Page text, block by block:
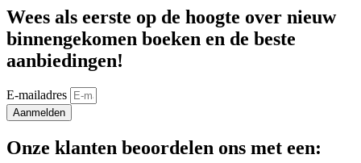
Wees als eerste op de hoogte over nieuw
binnengekomen boeken en de beste
aanbiedingen!
E-mailadres
Aanmelden
Onze klanten beoordelen ons met een: